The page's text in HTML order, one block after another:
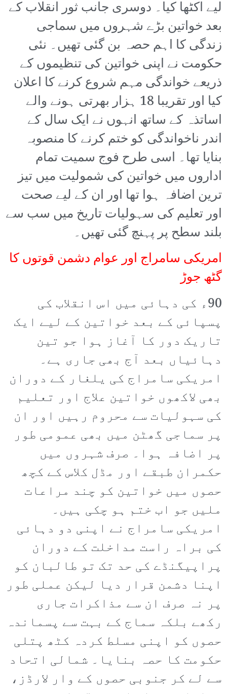
لیے اکٹھا کیا۔ دوسری جانب ثور انقلاب کے
بعد خواتین بڑے شہروں میں سماجی
زندگی کا اہم حصہ بن گئی تھیں۔ نئی
حکومت نے اپنی خواتین کی تنظیموں کے
ذریعے خواندگی مہم شروع کرنے کا اعلان
کیا اور تقریبا 18 ہزار بھرتی ہونے والے
اساتذہ کے ساتھ انہوں نے ایک سال کے
اندر ناخواندگی کو ختم کرنے کا منصوبہ
بنایا تھا۔ اسی طرح فوج سمیت تمام
اداروں میں خواتین کی شمولیت میں تیز
ترین اضافہ ہوا تھا اور ان کے لیے صحت
اور تعلیم کی سہولیات تاریخ میں سب سے
بلند سطح پر پہنچ گئی تھیں۔
امریکی سامراج اور عوام دشمن قوتوں کا
گٹھ جوڑ
90ء کی دہائی میں اس انقلاب کی
پسپائی کے بعد خواتین کے لیے ایک
تاریک دور کا آغاز ہوا جو تین
دہائیاں بعد آج بھی جاری ہے۔
امریکی سامراج کی یلغار کے دوران
بھی لاکھوں خواتین علاج اور تعلیم
کی سہولیات سے محروم رہیں اور ان
پر سماجی گھٹن میں بھی عمومی طور
پر اضافہ ہوا۔ صرف شہروں میں
حکمران طبقے اور مڈل کلاس کے کچھ
حصوں میں خواتین کو چند مراعات
ملیں جو اب ختم ہو چکی ہیں۔
امریکی سامراج نے اپنی دو دہائی
کی براہ راست مداخلت کے دوران
پراپیگنڈے کی حد تک تو طالبان کو
اپنا دشمن قرار دیا لیکن عملی طور
پر نہ صرف ان سے مذاکرات جاری
رکھے بلکہ سماج کے بہت سے پسماندہ
حصوں کو اپنی مسلط کردہ کٹھ پتلی
حکومت کا حصہ بنایا۔ شمالی اتحاد
سے لے کر جنوبی حصوں کے وار لارڈز،